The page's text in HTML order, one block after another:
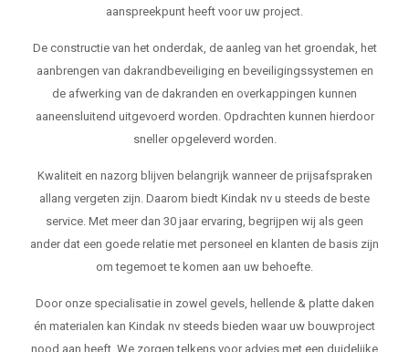
aanspreekpunt heeft voor uw project.
De constructie van het onderdak, de aanleg van het groendak, het
aanbrengen van dakrandbeveiliging en beveiligingssystemen en
de afwerking van de dakranden en overkappingen kunnen
aaneensluitend uitgevoerd worden. Opdrachten kunnen hierdoor
sneller opgeleverd worden.
Kwaliteit en nazorg blijven belangrijk wanneer de prijsafspraken
allang vergeten zijn. Daarom biedt Kindak nv u steeds de beste
service. Met meer dan 30 jaar ervaring, begrijpen wij als geen
ander dat een goede relatie met personeel en klanten de basis zijn
om tegemoet te komen aan uw behoefte.
Door onze specialisatie in zowel gevels, hellende & platte daken
én materialen kan Kindak nv steeds bieden waar uw bouwproject
nood aan heeft. We zorgen telkens voor advies met een duidelijke